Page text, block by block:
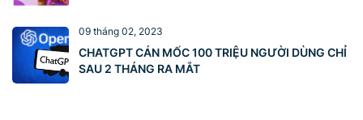
09 tháng 02, 2023
CHATGPT CÁN MỐC 100 TRIỆU NGƯỜI DÙNG CHỈ
SAU 2 THÁNG RA MẮT